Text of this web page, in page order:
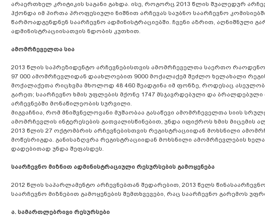
არაერთხელ კრიტიკის საგანი გახდა. ისე, როგორც 2013 წლის შუალედურ
ჰქონდა იმ პირთა პროფესიული ნიშნით არჩევას საუბნო საარჩევნო
წარმოადგენდნენ საარჩევნო ადმინისტრაციებში. ჩვენი აზრით, აღნიშნული
ადმინისტრაციისათვის ნდობის კუთხით.
ამომრჩეველთა სია
2013 წლის საპრეზიდენტო არჩევნებისთვის ამომრჩეველთა საერთო
97 000 ამომრჩევლიდან დაახლოებით 9000 მოქალაქემ შეძლო ხელახალი
მოქალაქეთა რიცხვმა მხოლოდ 48 460 შეადგინა იმ ფონზე, როდესაც
გარეთ; საარჩევნო ხმის უფლების მქონე 1747 მსჯავრდებული და
არჩევნებში მონაწილეობის სურვილი.
მიგვაჩნია, რომ მნიშვნელოვანი მუშაობაა გასაწევი ამომრჩეველთა სიის
ამომრჩევლის ინტერესების გათვალისწინებით, უნდა იფიქროს ხმის მიცემის
2013 წლის 27 ოქტომბრის არჩევნებისთვის რეგისტრაციიდან მოხსნილი
მოწესრიგდა. განისაზღვრა რეგისტრაციიდან მოხსნილი ამომრჩევლების
დადებითად უნდა შეფასდეს.
საარჩევნო მიზნით ადმინისტრაციული რესურსების გამოყენება
2012 წლის საპარლამენტო არჩევნებთან შედარებით, 2013 წელს
საარჩევნო მიზნებით გამოყენების შემთხვევები, რაც საარჩევნო გარემოს
ა. სამართლებრივი რესურსები